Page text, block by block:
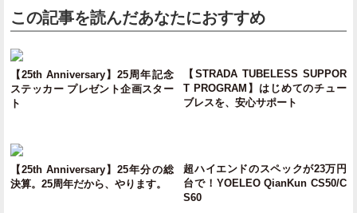
この記事を読んだあなたにおすすめ
【25th Anniversary】25周年記念
ステッカー プレゼント企画スター
ト
【STRADA TUBELESS SUPPOR
T PROGRAM】はじめてのチュー
ブレスを、安心サポート
【25th Anniversary】25年分の総
決算。25周年だから、やります。
超ハイエンドのスペックが23万円
台で！YOELEO QianKun CS50/C
S60